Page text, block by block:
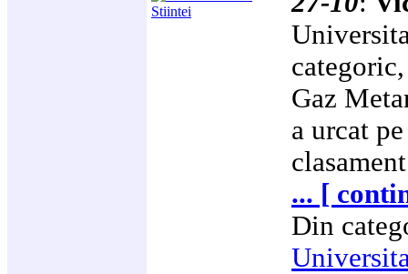
Gaz
a urcat
... [
Din